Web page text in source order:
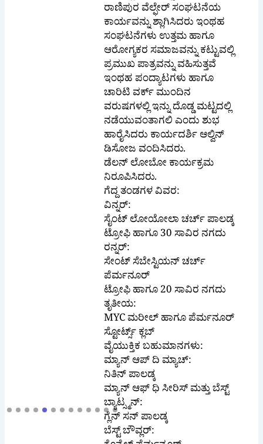
ಕಾರ್ಯವನ್ನು ಶ್ಲಾಗಿಸಿದರು ಇಂಥಹ
ಸಂಘಟನೆಗಳು ಉತ್ತಮ ಹಾಗೂ
ಆರೋಗ್ಯಕರ ಸಮಾಜವನ್ನು ಕಟ್ಟುವಲ್ಲಿ
ಪ್ರಮುಖ ಪಾತ್ರವನ್ನು ವಹಿಸುತ್ತವೆ
ಇಂಥಹ ಪಂದ್ಯಾಟಗಳು ಹಾಗೂ
ಚಾರಿಟಿ ವರ್ಕ್ ಮುಂದಿನ
ವರುಷಗಳಲ್ಲಿ ಇನ್ನು ದೊಡ್ಡ ಮಟ್ಟದಲ್ಲಿ
ನಡೆಯುವಂತಾಗಲಿ ಎಂದು ಶುಭ
ಹಾರೈಸಿದರು ಕಾರ್ಯದರ್ಶಿ ಆಲ್ವಿನ್
ಡಿಸೋಜ ವಂದಿಸಿದರು.
ಡೆಲನ್ ಲೋಬೋ ಕಾರ್ಯಕ್ರಮ
ನಿರೂಪಿಸಿದರು.
ಗೆದ್ದ ತಂಡಗಳ ವಿವರ:
ವಿನ್ನರ್:
ಸೈಂಟ್ ಲೋಯೋಲಾ ಚರ್ಚ್ ಪಾಲಡ್ಕ
ಟ್ರೋಫಿ ಹಾಗೂ 30 ಸಾವಿರ ನಗದು
ರನ್ನರ್:
ಸೇಂಟ್ ಸೆಬೇಸ್ಟಿಯನ್ ಚರ್ಚ್
ಪೆರ್ಮನೂರ್
ಟ್ರೋಫಿ ಹಾಗೂ 20 ಸಾವಿರ ನಗದು
ತೃತೀಯ:
MYC ಮರೀಲ್ ಹಾಗೂ ಪೆರ್ಮನೂರ್
ಸ್ಟೋರ್ಟ್ಸ್ ಕ್ಲಬ್
ವೈಯುಕ್ತಿಕ ಬಹುಮಾನಗಳು:
ಮ್ಯಾನ್ ಆಪ್ ದಿ ಮ್ಯಾಚ್:
ನಿತಿನ್ ಪಾಲಡ್ಕ
ಮ್ಯಾನ್ ಆಫ್ ಧಿ ಸೀರಿಸ್ ಮತ್ತು ಬೆಸ್ಟ್
ಬ್ಯಾಟ್ಸ್ಮನ್:
ಗ್ಲೆನ್ ಸನ್ ಪಾಲಡ್ಕ
ಬೆಸ್ಟ್ ಬೌವ್ಲರ್:
ಕೊನ್ವೆಲ್ ಪೆರ್ಮನೂರ್